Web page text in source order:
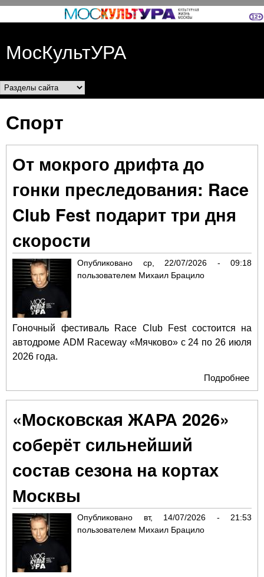
Перейти к основному
МосКультУРА
Разделы сайта
Спорт
От мокрого дрифта до
гонки преследования: Race
Club Fest подарит три дня
скорости
Опубликовано ср, 22/07/2026 - 09:18
пользователем Михаил Брацило
Гоночный фестиваль Race Club Fest состоится на
автодроме ADM Raceway «Мячково» с 24 по 26 июля
2026 года.
Подробнее
«Московская ЖАРА 2026»
соберёт сильнейший
состав сезона на кортах
Москвы
Опубликовано вт, 14/07/2026 - 21:53
пользователем Михаил Брацило